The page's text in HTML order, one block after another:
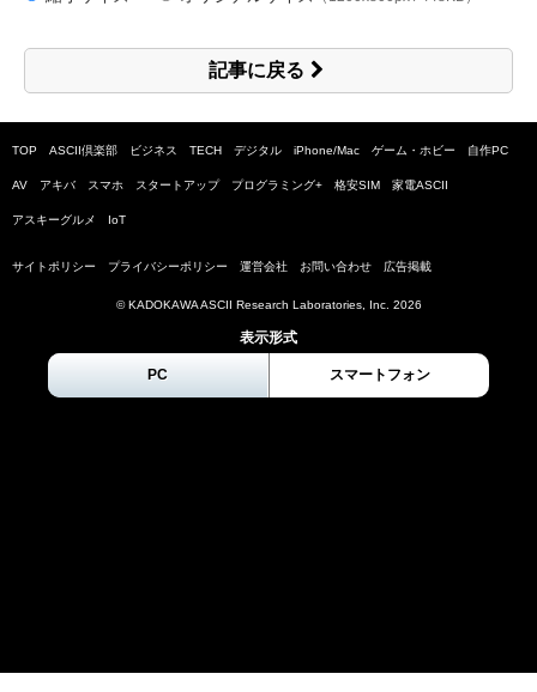
記事に戻る
TOP ASCII倶楽部 ビジネス TECH デジタル iPhone/Mac ゲーム・ホビー 自作PC
AV アキバ スマホ スタートアップ プログラミング+ 格安SIM 家電ASCII
アスキーグルメ IoT
サイトポリシー プライバシーポリシー 運営会社 お問い合わせ 広告掲載
© KADOKAWA ASCII Research Laboratories, Inc. 2026
表示形式
PC スマートフォン